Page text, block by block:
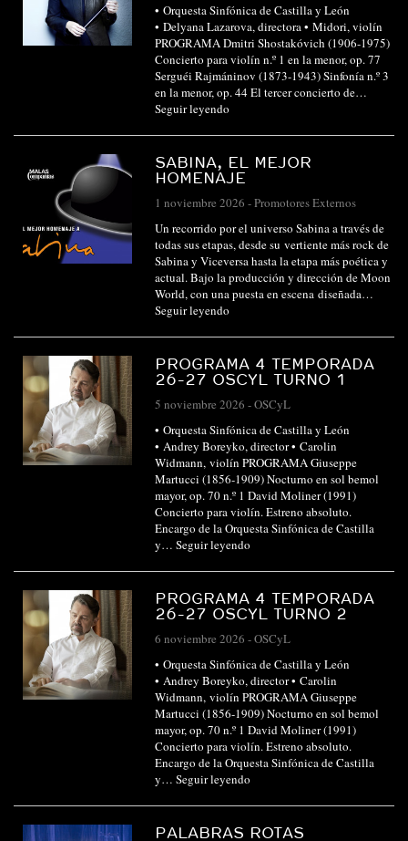
• Orquesta Sinfónica de Castilla y León
• Delyana Lazarova, directora • Midori, violín
PROGRAMA Dmitri Shostakóvich (1906-1975)
Concierto para violín n.º 1 en la menor, op. 77
Serguéi Rajmáninov (1873-1943) Sinfonía n.º 3
en la menor, op. 44 El tercer concierto de…
Seguir leyendo
SABINA, EL MEJOR
HOMENAJE
1 noviembre 2026 -Promotores Externos
Un recorrido por el universo Sabina a través de
todas sus etapas, desde su vertiente más rock de
Sabina y Viceversa hasta la etapa más poética y
actual. Bajo la producción y dirección de Moon
World, con una puesta en escena diseñada…
Seguir leyendo
PROGRAMA 4 TEMPORADA
26-27 OSCYL TURNO 1
5 noviembre 2026 -OSCyL
• Orquesta Sinfónica de Castilla y León
• Andrey Boreyko, director • Carolin
Widmann, violín PROGRAMA Giuseppe
Martucci (1856-1909) Nocturno en sol bemol
mayor, op. 70 n.º 1 David Moliner (1991)
Concierto para violín. Estreno absoluto.
Encargo de la Orquesta Sinfónica de Castilla
y… Seguir leyendo
PROGRAMA 4 TEMPORADA
26-27 OSCYL TURNO 2
6 noviembre 2026 -OSCyL
• Orquesta Sinfónica de Castilla y León
• Andrey Boreyko, director • Carolin
Widmann, violín PROGRAMA Giuseppe
Martucci (1856-1909) Nocturno en sol bemol
mayor, op. 70 n.º 1 David Moliner (1991)
Concierto para violín. Estreno absoluto.
Encargo de la Orquesta Sinfónica de Castilla
y… Seguir leyendo
PALABRAS ROTAS